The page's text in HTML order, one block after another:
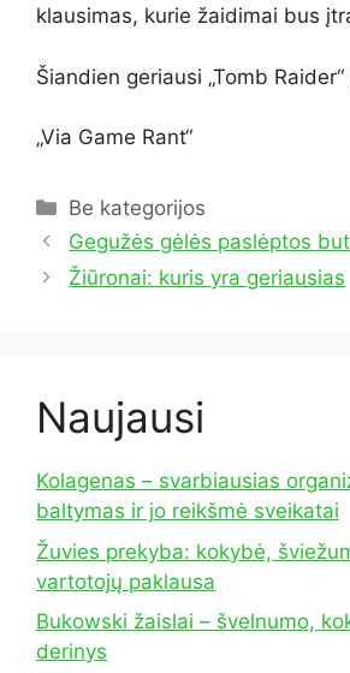
klausimas, kurie žaidimai bus
Šiandien geriausi „Tomb
„Via Game Rant“
Kategorijos
Be kategorijos
Gegužės gėlės paslėptos
Žiūronai: kuris yra geriausias
Naujausi
Kolagenas – svarbiausias
baltymas ir jo reikšmė sveikatai
Žuvies prekyba: kokybė,
vartotojų paklausa
Bukowski žaislai – švelnumo,
derinys